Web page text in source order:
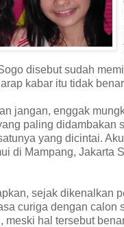
disebut sudah
kabar itu tidak
jangan, enggak
paling didambakan
yang dicintai.
di Mampang, Jakarta
sejak dikenalkan
curiga dengan calon
meski hal tersebut